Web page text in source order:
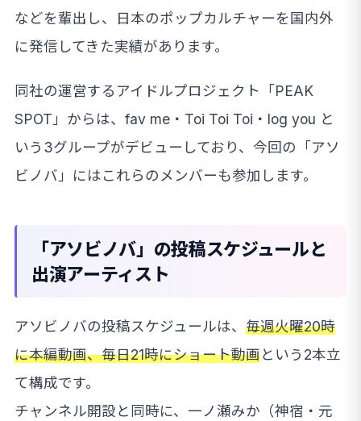
などを輩出し、日本のポップカルチャーを国内外
に発信してきた実績があります。
同社の運営するアイドルプロジェクト「PEAK
SPOT」からは、fav me・Toi Toi Toi・log you と
いう3グループがデビューしており、今回の「アソ
ビノバ」にはこれらのメンバーも参加します。
「アソビノバ」の投稿スケジュールと
出演アーティスト
アソビノバの投稿スケジュールは、 毎週火曜20時
に本編動画、毎日21時にショート動画という2本立
て構成です。
チャンネル開設と同時に、一ノ瀬みか（神宿・元